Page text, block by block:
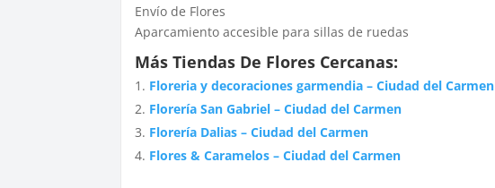
Envío de Flores
Aparcamiento accesible para sillas de ruedas
Más Tiendas De Flores Cercanas:
Floreria y decoraciones garmendia – Ciudad del Carmen
Florería San Gabriel – Ciudad del Carmen
Florería Dalias – Ciudad del Carmen
Flores & Caramelos – Ciudad del Carmen